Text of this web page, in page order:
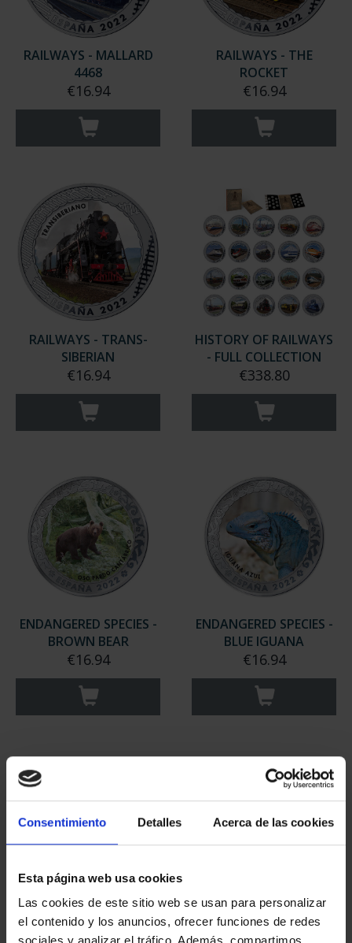
Consentimiento Detalles Acerca de las cookies
Esta página web usa cookies
Las cookies de este sitio web se usan para personalizar
el contenido y los anuncios, ofrecer funciones de redes
RAILWAYS - MALLARD
4468
€16.94
RAILWAYS - THE
ROCKET
€16.94
RAILWAYS - TRANS-
SIBERIAN
€16.94
HISTORY OF RAILWAYS
- FULL COLLECTION
€338.80
ENDANGERED SPECIES -
BROWN BEAR
€16.94
ENDANGERED SPECIES -
BLUE IGUANA
€16.94
ENDANGERED SPECIES -
IRRAWADDY DOLPHIN
ENDANGERED SPECIES -
JAVAN RHINOCEROS